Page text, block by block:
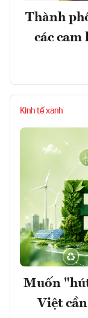
Thành
các
Kinh tế xanh
Muốn
Việt